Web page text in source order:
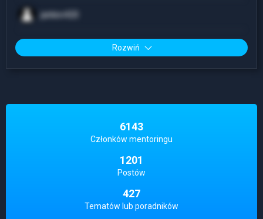
jankev420
Rozwiń
6143
Członków mentoringu
1201
Postów
427
Tematów lub poradników